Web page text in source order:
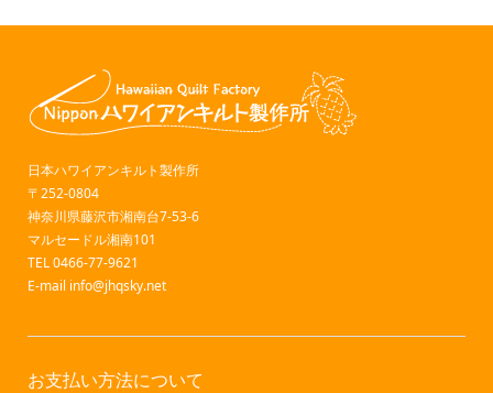
日本ハワイアンキルト製作所
〒252-0804
神奈川県藤沢市湘南台7-53-6
マルセードル湘南101
TEL 0466-77-9621
E-mail info@jhqsky.net
お支払い方法について